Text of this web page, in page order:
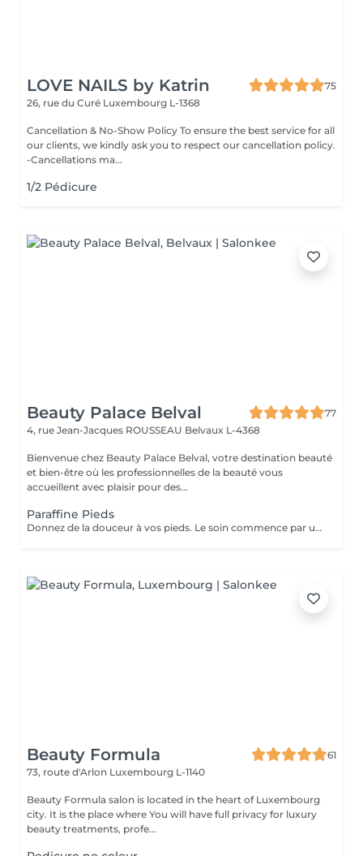
LOVE NAILS by Katrin
75
26, rue du Curé Luxembourg L-1368
Cancellation & No-Show Policy To ensure the best service for all
our clients, we kindly ask you to respect our cancellation policy.
-Cancellations ma...
1/2 Pédicure
Beauty Palace Belval
77
4, rue Jean-Jacques ROUSSEAU Belvaux L-4368
Bienvenue chez Beauty Palace Belval, votre destination beauté
et bien-être où les professionnelles de la beauté vous
accueillent avec plaisir pour des...
Paraffine Pieds
Donnez de la douceur à vos pieds. Le soin commence par un gommage de la demi-jambe et des pieds, puis avec un grand pinceau la spécialiste de beauté applique la paraffine chaude sur chaque pieds, ce masque va poser environ 15 min, puis vient le moment de la détente: le modelage des pieds, relaxation suprême. Résultat des pieds doux comme une peau de bébé.
Beauty Formula
61
73, route d'Arlon Luxembourg L-1140
Beauty Formula salon is located in the heart of Luxembourg
city. It is the place where You will have full privacy for luxury
beauty treatments, profe...